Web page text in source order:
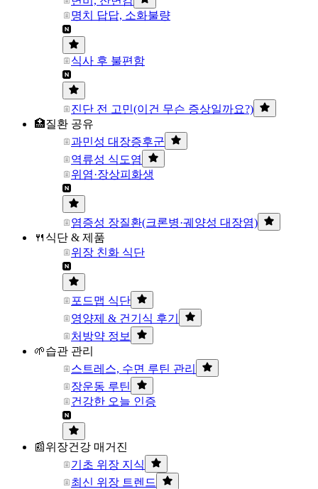
명치 답답, 소화불량
식사 후 불편함
진단 전 고민(이건 무슨 증상일까요?)
🏥질환 공유
과민성 대장증후군
역류성 식도염
위염·장상피화생
염증성 장질환(크론병·궤양성 대장염)
🍴식단 & 제품
위장 친화 식단
포드맵 식단
영양제 & 건기식 후기
처방약 정보
🌱습관 관리
스트레스, 수면 루틴 관리
장운동 루틴
건강한 오늘 인증
📰위장건강 매거진
기초 위장 지식
최신 위장 트렌드